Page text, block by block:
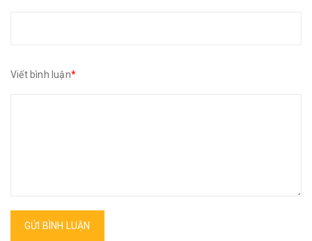
Viết bình luận*
GỬI BÌNH LUẬN